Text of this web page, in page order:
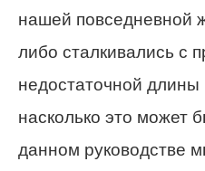
нашей повседневной
либо сталкивались с
недостаточной длины
насколько это может
данном руководстве